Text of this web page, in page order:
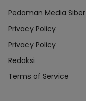
Pedoman Media Siber
Privacy Policy
Privacy Policy
Redaksi
Terms of Service